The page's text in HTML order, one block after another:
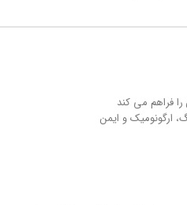
فراهم می کند
ارگونومیک و ایمن